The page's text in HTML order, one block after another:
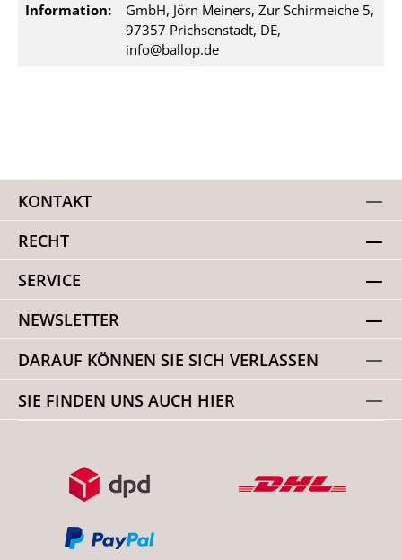
Information:
GmbH, Jörn Meiners, Zur Schirmeiche 5,
97357 Prichsenstadt, DE,
info@ballop.de
KONTAKT
RECHT
SERVICE
NEWSLETTER
DARAUF KÖNNEN SIE SICH VERLASSEN
SIE FINDEN UNS AUCH HIER